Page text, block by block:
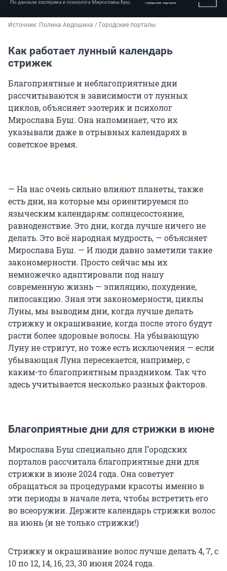
Источник: Полина Авдошина / Городские порталы
Как работает лунный календарь
стрижек
Благоприятные и неблагоприятные дни
рассчитываются в зависимости от лунных
циклов, объясняет эзотерик и психолог
Мирослава Буш. Она напоминает, что их
указывали даже в отрывных календарях в
советское время.
— На нас очень сильно влияют планеты, также
есть дни, на которые мы ориентируемся по
языческим календарям: солнцесостояние,
равноденствие. Это дни, когда лучше ничего не
делать. Это всё народная мудрость, — объясняет
Мирослава Буш. — И люди давно заметили такие
закономерности. Просто сейчас мы их
немножечко адаптировали под нашу
современную жизнь — эпиляцию, похудение,
липосакцию. Зная эти закономерности, циклы
Луны, мы выводим дни, когда лучше делать
стрижку и окрашивание, когда после этого будут
расти более здоровые волосы. На убывающую
Луну не стригут, но тоже есть исключения — если
убывающая Луна пересекается, например, с
каким-то благоприятным праздником. Так что
здесь учитывается несколько разных факторов.
Благоприятные дни для стрижки в июне
Мирослава Буш специально для Городских
порталов рассчитала благоприятные дни для
стрижки в июне 2024 года. Она советует
обращаться за процедурами красоты именно в
эти периоды в начале лета, чтобы встретить его
во всеоружии. Держите календарь стрижки волос
на июнь (и не только стрижки!)
Стрижку и окрашивание волос лучше делать 4, 7, с
10 по 12, 14, 16, 23, 30 июня 2024 года.